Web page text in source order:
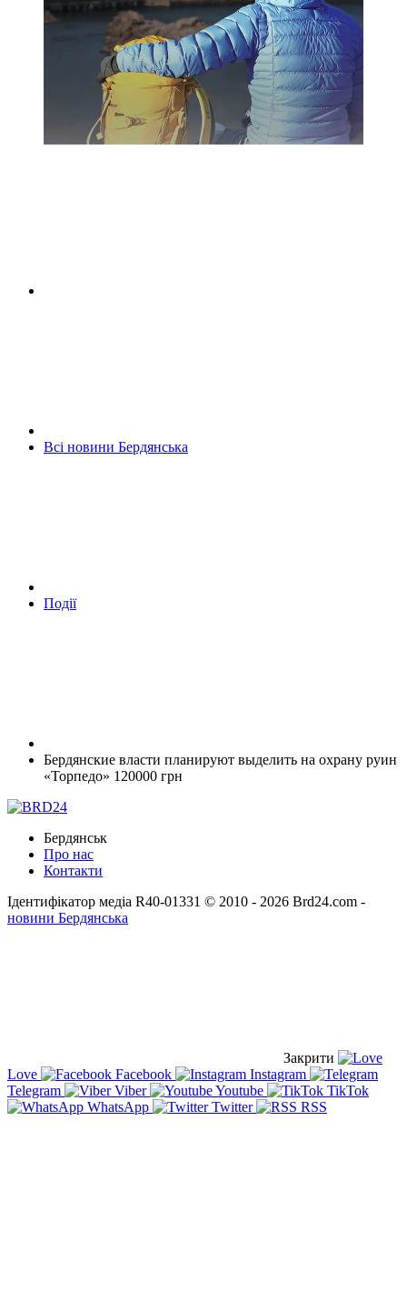
Всі новини Бердянська
Події
Бердянские власти планируют выделить на охрану руин
«Торпедо» 120000 грн
Бердянськ
Про нас
Контакти
Ідентифікатор медіа R40-01331 © 2010 - 2026 Brd24.com -
новини Бердянська
Закрити
Love
Facebook
Instagram
Telegram
Viber Youtube
TikTok
WhatsApp
Twitter RSS